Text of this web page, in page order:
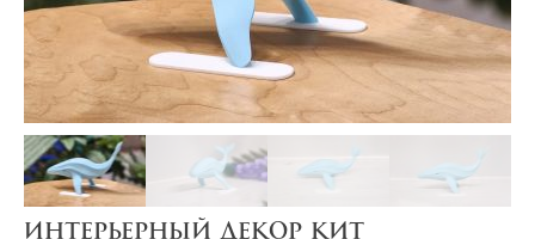
Интерьерный декор Кит